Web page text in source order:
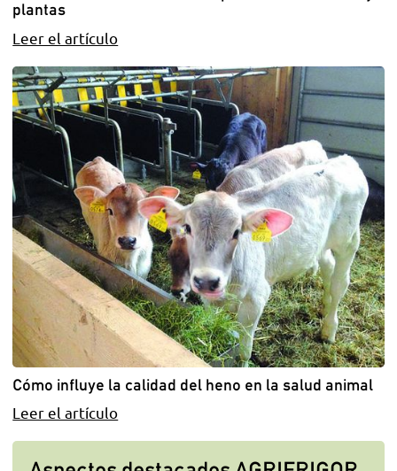
plantas
Leer el artículo
Cómo influye la calidad del heno en la salud animal
Leer el artículo